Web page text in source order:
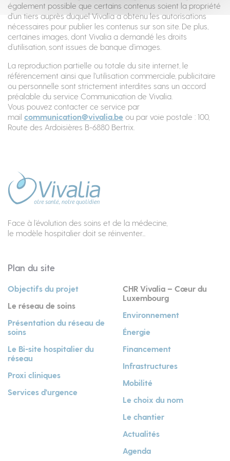
également possible que certains contenus soient la propriété
d’un tiers auprès duquel Vivalia a obtenu les autorisations
nécessaires pour publier les contenus sur son site. De plus,
certaines images, dont Vivalia a demandé les droits
d’utilisation, sont issues de banque d’images.
La reproduction partielle ou totale du site internet, le
référencement ainsi que l'utilisation commerciale, publicitaire
ou personnelle sont strictement interdites sans un accord
préalable du service Communication de Vivalia.
Vous pouvez contacter ce service par
mail communication@vivalia.be ou par voie postale : 100,
Route des Ardoisières B-6880 Bertrix.
Face à l’évolution des soins et de la médecine,
le modèle hospitalier doit se réinventer...
Plan du site
Objectifs du projet
Le réseau de soins
Présentation du réseau de
soins
Le Bi-site hospitalier du
réseau
Proxi cliniques
Services d'urgence
CHR Vivalia – Cœur du
Luxembourg
Environnement
Énergie
Financement
Infrastructures
Mobilité
Le choix du nom
Le chantier
Actualités
Agenda